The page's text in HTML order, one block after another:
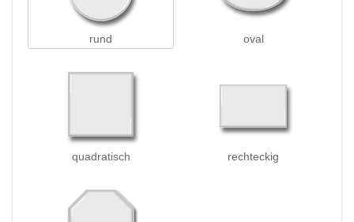
rund oval
quadratisch rechteckig